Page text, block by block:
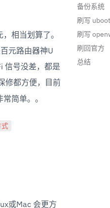
相当划算了。
元路由器神U
信号没差，都是
修都方便，目前
简单。。
或Mac 会更方
备份系统
刷写 uboot
刷写
刷回官方
总结